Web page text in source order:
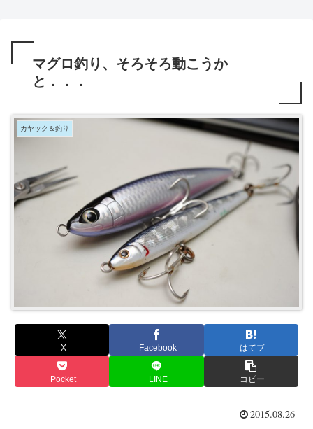
マグロ釣り、そろそろ動こうか
と．．．
カヤック＆釣り
X Facebook はてブ
Pocket LINE コピー
2015.08.26